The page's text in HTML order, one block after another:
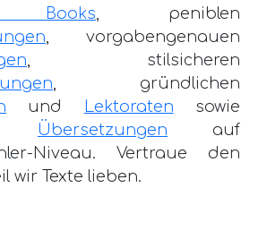
Books , peniblen
, vorgabengenauen
, stilsicheren
, gründlichen
und Lektoraten sowie
Übersetzungen auf
Niveau. Vertraue den
wir Texte lieben.